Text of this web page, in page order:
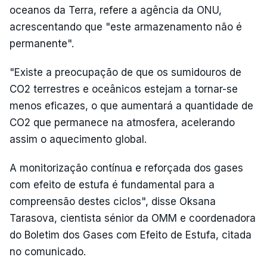
oceanos da Terra, refere a agência da ONU,
acrescentando que "este armazenamento não é
permanente".
"Existe a preocupação de que os sumidouros de
CO2 terrestres e oceânicos estejam a tornar-se
menos eficazes, o que aumentará a quantidade de
CO2 que permanece na atmosfera, acelerando
assim o aquecimento global.
A monitorização contínua e reforçada dos gases
com efeito de estufa é fundamental para a
compreensão destes ciclos", disse Oksana
Tarasova, cientista sénior da OMM e coordenadora
do Boletim dos Gases com Efeito de Estufa, citada
no comunicado.